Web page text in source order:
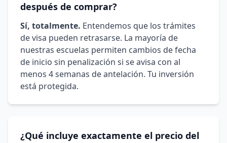
después de comprar?
Sí, totalmente. Entendemos que los trámites
de visa pueden retrasarse. La mayoría de
nuestras escuelas permiten cambios de fecha
de inicio sin penalización si se avisa con al
menos 4 semanas de antelación. Tu inversión
está protegida.
¿Qué incluye exactamente el precio del